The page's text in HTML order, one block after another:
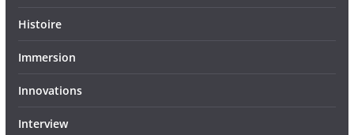
Histoire
Immersion
Innovations
Interview